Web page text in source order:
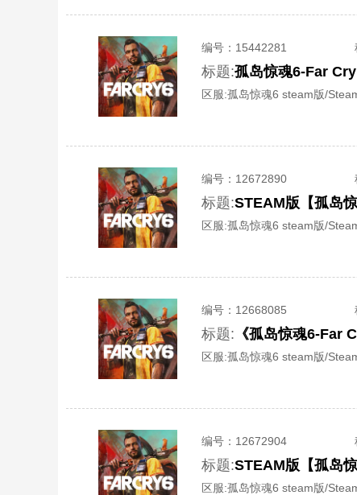
编号： 15442281
标题:孤岛惊魂6-Far
区服:孤岛惊魂6 steam版/
编号： 12672890
标题:STEAM版【孤岛
区服:孤岛惊魂6 steam版/
编号： 12668085
标题: 《孤岛惊魂6-Far
区服:孤岛惊魂6 steam版/
编号： 12672904
标题:STEAM版【孤岛
区服:孤岛惊魂6 steam版/